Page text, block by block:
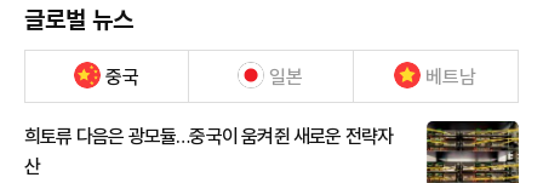
글로벌 뉴스
중국 일본 베트남
희토류 다음은 광모듈…중국이 움켜쥔 새로운 전략자
산